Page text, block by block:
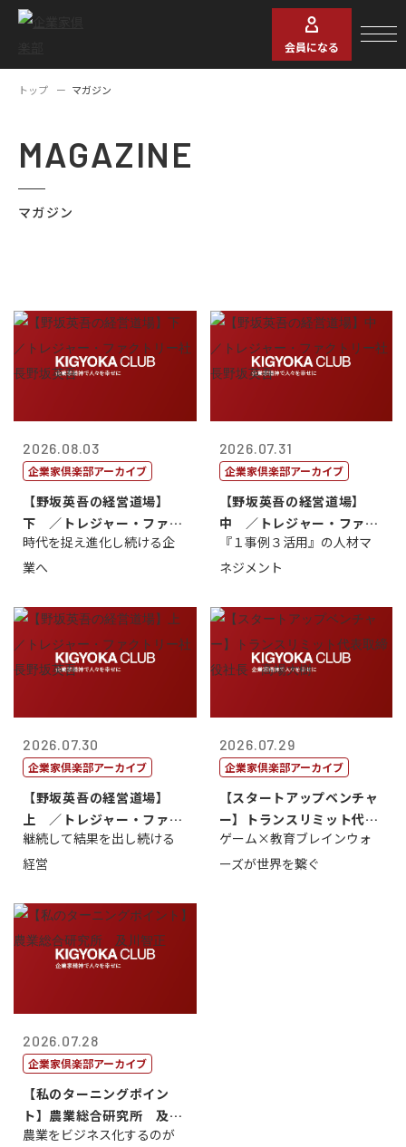
会員になる
トップ マガジン
MAGAZINE
マガジン
2026.08.03
企業家倶楽部アーカイブ
【野坂英吾の経営道場】
下 ／トレジャー・ファク
トリー社長野坂...
時代を捉え進化し続ける企
業へ
2026.07.31
企業家倶楽部アーカイブ
【野坂英吾の経営道場】
中 ／トレジャー・ファク
トリー社長野坂...
『１事例３活用』の人材マ
ネジメント
2026.07.30
企業家倶楽部アーカイブ
【野坂英吾の経営道場】
上 ／トレジャー・ファク
トリー社長野坂...
継続して結果を出し続ける
経営
2026.07.29
企業家倶楽部アーカイブ
【スタートアップベンチャ
ー】トランスリミット代表
取締役社長 ...
ゲーム×教育ブレインウォ
ーズが世界を繋ぐ
2026.07.28
企業家倶楽部アーカイブ
【私のターニングポイン
ト】農業総合研究所 及川
智正
農業をビジネス化するのが